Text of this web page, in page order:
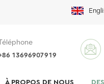
13696907919
À PROPOS DE NOUS